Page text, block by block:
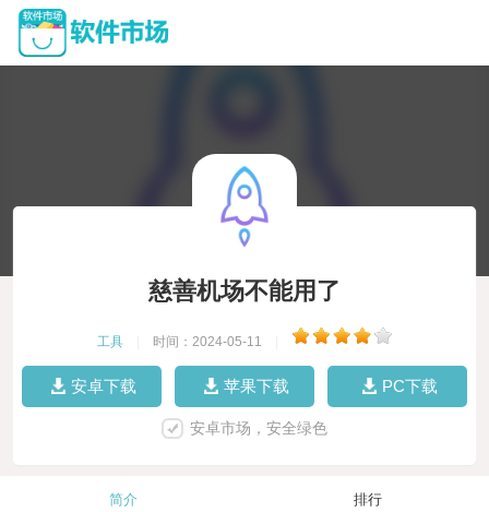
慈善机场不能用了
工具 时间：2024-05-11
安卓下载 苹果下载 PC下载
安卓市场，安全绿色
简介 排行